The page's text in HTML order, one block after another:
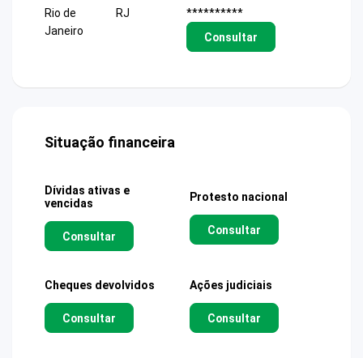
Rio de
Janeiro
RJ
**********
Consultar
Situação financeira
Dívidas ativas e
vencidas
Consultar
Protesto nacional
Consultar
Cheques devolvidos
Consultar
Ações judiciais
Consultar